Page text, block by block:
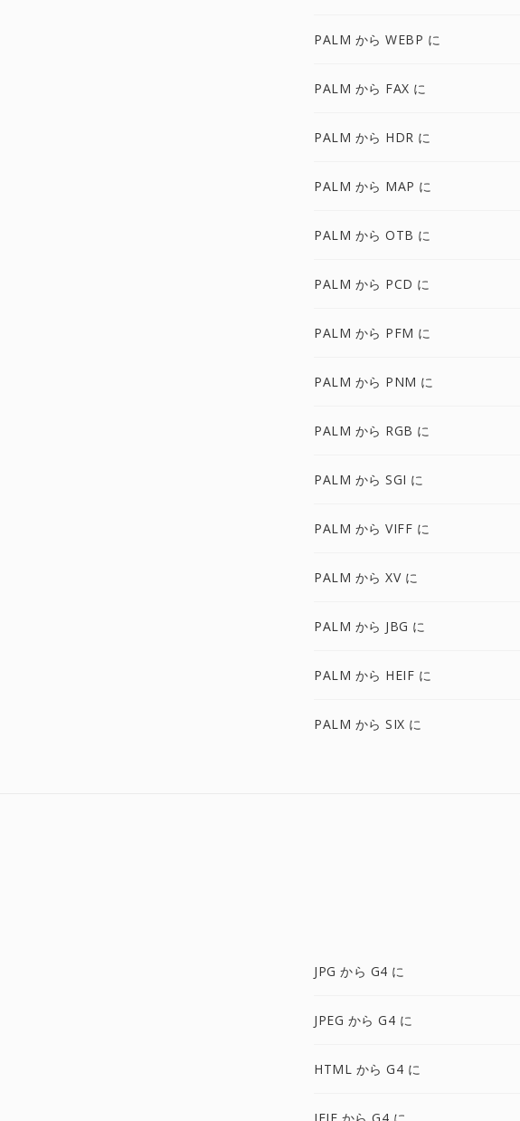
PALM から WEBP に
PALM から FAX に
PALM から HDR に
PALM から MAP に
PALM から OTB に
PALM から PCD に
PALM から PFM に
PALM から PNM に
PALM から RGB に
PALM から SGI に
PALM から VIFF に
PALM から XV に
PALM から JBG に
PALM から HEIF に
PALM から SIX に
JPG から G4 に
JPEG から G4 に
HTML から G4 に